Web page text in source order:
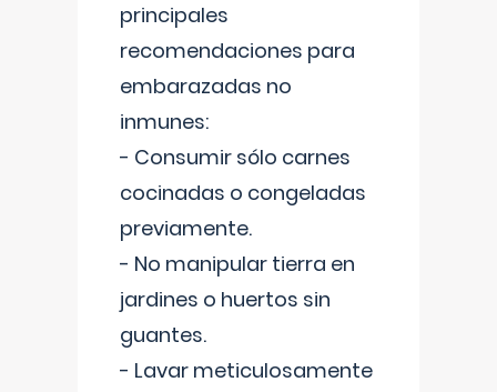
principales
recomendaciones para
embarazadas no
inmunes:
- Consumir sólo carnes
cocinadas o congeladas
previamente.
- No manipular tierra en
jardines o huertos sin
guantes.
- Lavar meticulosamente